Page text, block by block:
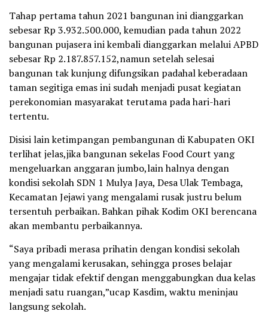
Tahap pertama tahun 2021 bangunan ini dianggarkan
sebesar Rp 3.932.500.000, kemudian pada tahun 2022
bangunan pujasera ini kembali dianggarkan melalui APBD
sebesar Rp 2.187.857.152,namun setelah selesai
bangunan tak kunjung difungsikan padahal keberadaan
taman segitiga emas ini sudah menjadi pusat kegiatan
perekonomian masyarakat terutama pada hari-hari
tertentu.
Disisi lain ketimpangan pembangunan di Kabupaten OKI
terlihat jelas,jika bangunan sekelas Food Court yang
mengeluarkan anggaran jumbo,lain halnya dengan
kondisi sekolah SDN 1 Mulya Jaya, Desa Ulak Tembaga,
Kecamatan Jejawi yang mengalami rusak justru belum
tersentuh perbaikan. Bahkan pihak Kodim OKI berencana
akan membantu perbaikannya.
“Saya pribadi merasa prihatin dengan kondisi sekolah
yang mengalami kerusakan, sehingga proses belajar
mengajar tidak efektif dengan menggabungkan dua kelas
menjadi satu ruangan,”ucap Kasdim, waktu meninjau
langsung sekolah.